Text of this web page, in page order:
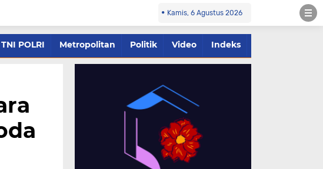
Kamis, 6 Agustus 2026
TNI POLRI Metropolitan Politik Video Indeks